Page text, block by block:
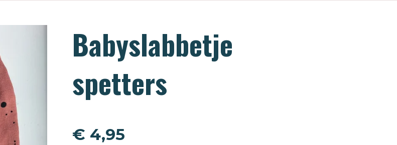
Babyslabbetje
spetters
€ 4,95